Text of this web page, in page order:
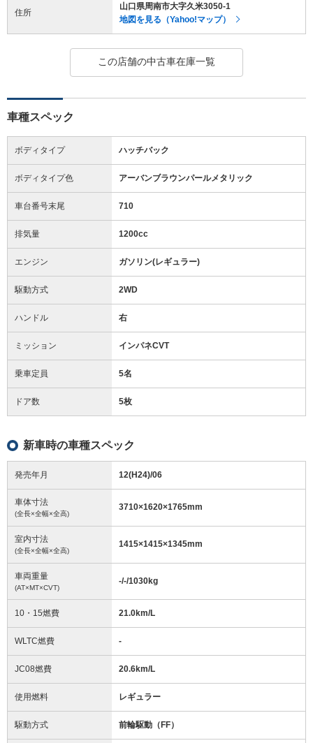
住所
山口県周南市大字久米3050-1
地図を見る（Yahoo!マップ）
この店舗の中古車在庫一覧
車種スペック
ボディタイプ ハッチバック
ボディタイプ色 アーバンブラウンパールメタリック
車台番号末尾 710
排気量 1200cc
エンジン ガソリン(レギュラー)
駆動方式 2WD
ハンドル 右
ミッション インパネCVT
乗車定員 5名
ドア数 5枚
新車時の車種スペック
発売年月 12(H24)/06
車体寸法
(全長×全幅×全高)
3710×1620×1765mm
室内寸法
(全長×全幅×全高)
1415×1415×1345mm
車両重量
(AT×MT×CVT)
-/-/1030kg
10・15燃費 21.0km/L
WLTC燃費 -
JC08燃費 20.6km/L
使用燃料 レギュラー
駆動方式 前輪駆動（FF）